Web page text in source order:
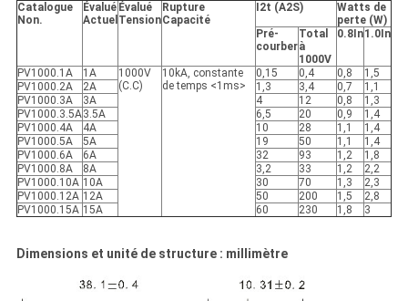
Catalogue
Non.
Évalué
Actuel
Évalué
Tension
Rupture
Capacité
I2t (A2S)
Watts de
perte (W)
Pré-
courber
Total
à
1000V
0.8In1.0In
PV1000.1A 1A
1000V
(C.C)
10kA, constante
de temps <1ms>
0,15 0,4 0,8
1,5
PV1000.2A
2A 1,3 3,4 0,7
1,1
PV1000.3A
3A 4 12 0,8
1,3
PV1000.3.5A3.5A 6,5 20 0,9
1,4
PV1000.4A
4A 10 28 1,1
1,4
PV1000.5A
5A 19 50 1,1
1,4
PV1000.6A
6A 32 93 1,2
1,8
PV1000.8A
8A 3,2 33 1,2
2,2
PV1000.10A 10A 30 70 1,3
2,3
PV1000.12A 12A 50 200 1,5
2,8
PV1000.15A 15A 60 230 1,8 3
Dimensions et unité de structure : millimètre